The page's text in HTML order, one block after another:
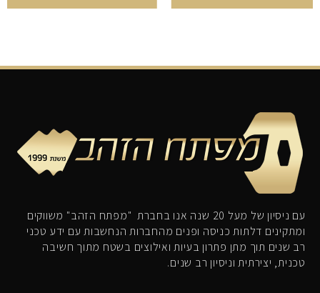
עם ניסיון של מעל 20 שנה אנו בחברת "מפתח הזהב" משווקים
ומתקינים דלתות כניסה ופנים מהחברות הנחשבות עם ידע טכני
רב שנים תוך מתן פתרון בעיות ואילוצים בשטח מתוך חשיבה
טכנית, יצירתית וניסיון רב שנים.